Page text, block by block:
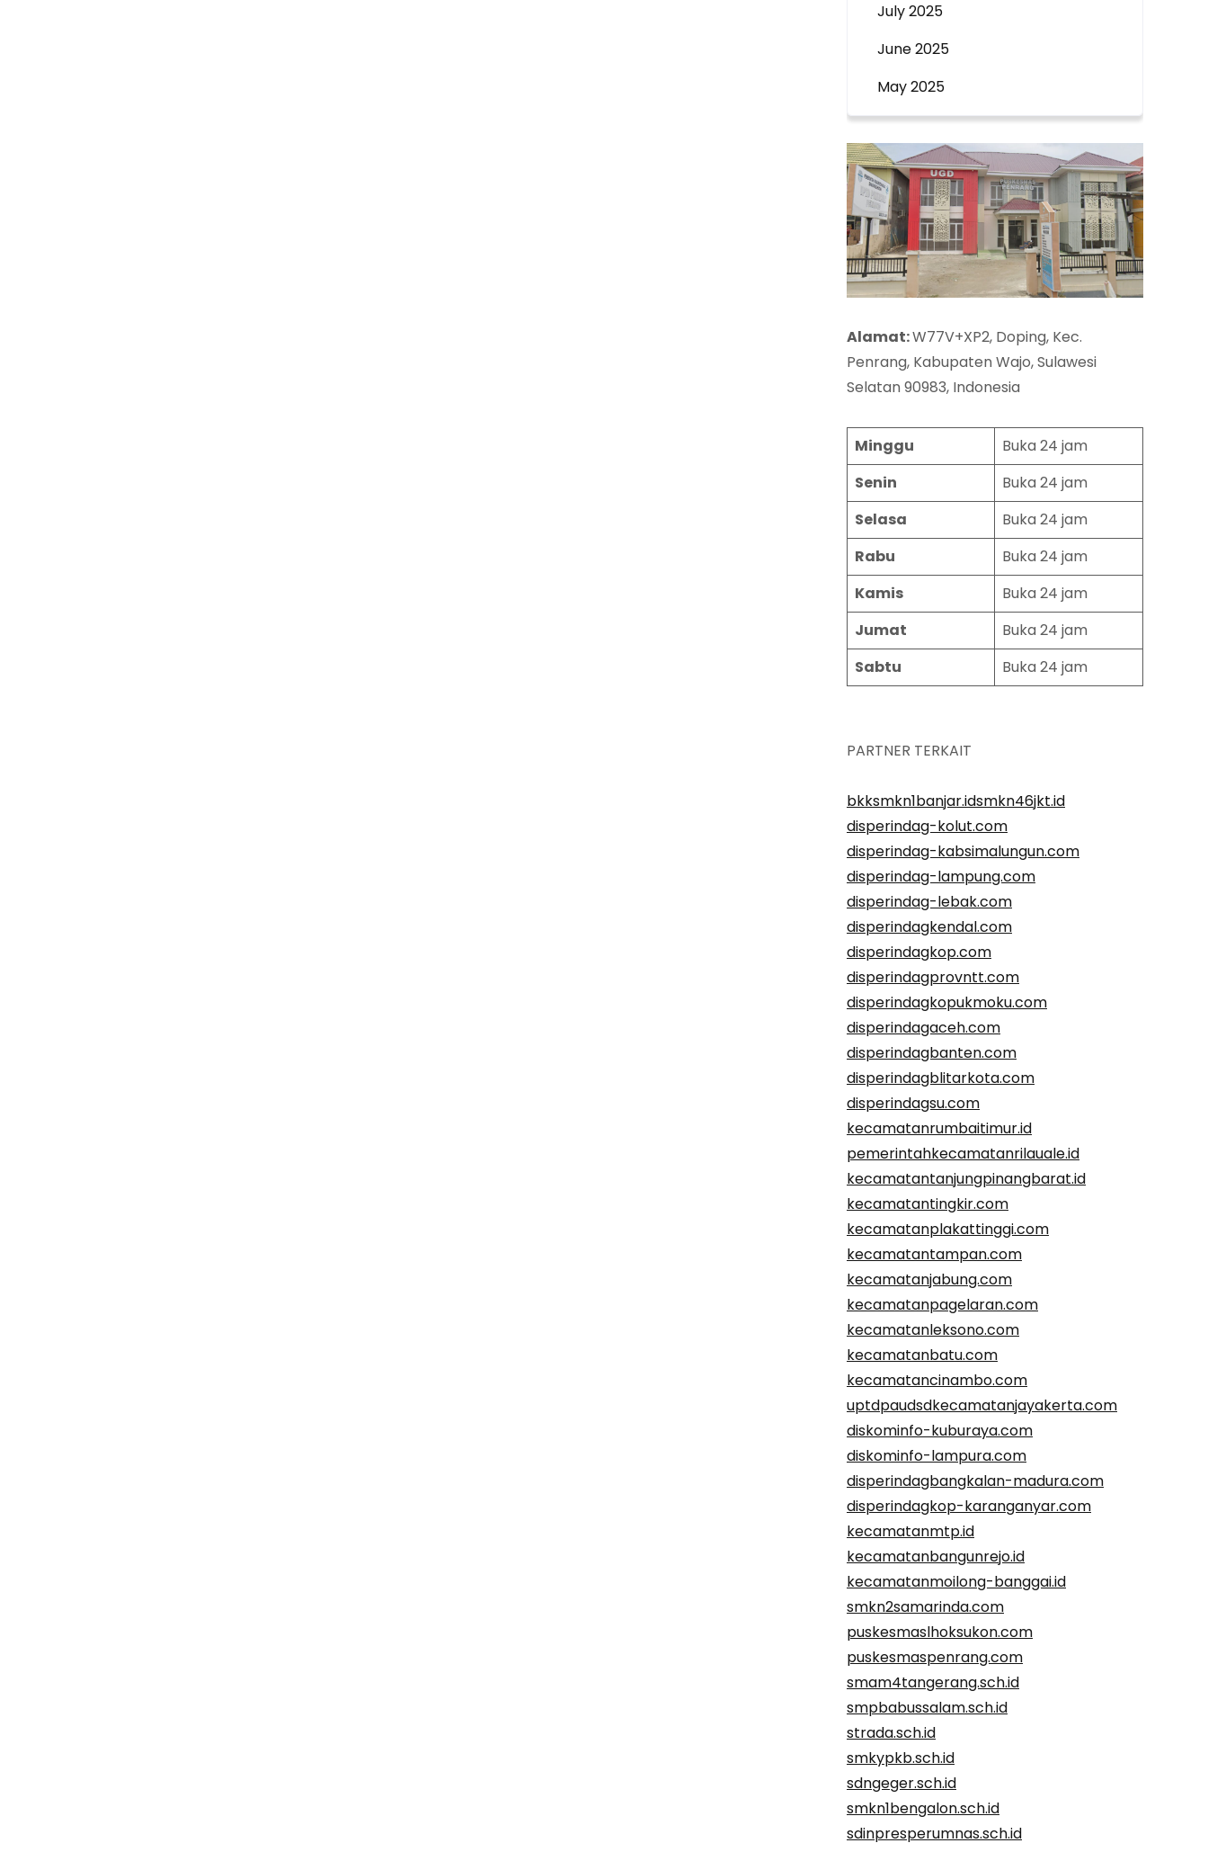
July 2025
June 2025
May 2025
Alamat:W77V+XP2, Doping, Kec.
Penrang, Kabupaten Wajo, Sulawesi
Selatan 90983, Indonesia
Minggu
Buka 24 jam
Senin
Buka 24 jam
Selasa
Buka 24 jam
Rabu
Buka 24 jam
Kamis
Buka 24 jam
Jumat
Buka 24 jam
Sabtu
Buka 24 jam
PARTNER TERKAIT
bkksmkn1banjar.idsmkn46jkt.id
disperindag-kolut.com
disperindag-kabsimalungun.com
disperindag-lampung.com
disperindag-lebak.com
disperindagkendal.com
disperindagkop.com
disperindagprovntt.com
disperindagkopukmoku.com
disperindagaceh.com
disperindagbanten.com
disperindagblitarkota.com
disperindagsu.com
kecamatanrumbaitimur.id
pemerintahkecamatanrilauale.id
kecamatantanjungpinangbarat.id
kecamatantingkir.com
kecamatanplakattinggi.com
kecamatantampan.com
kecamatanjabung.com
kecamatanpagelaran.com
kecamatanleksono.com
kecamatanbatu.com
kecamatancinambo.com
uptdpaudsdkecamatanjayakerta.com
diskominfo-kuburaya.com
diskominfo-lampura.com
disperindagbangkalan-madura.com
disperindagkop-karanganyar.com
kecamatanmtp.id
kecamatanbangunrejo.id
kecamatanmoilong-banggai.id
smkn2samarinda.com
puskesmaslhoksukon.com
puskesmaspenrang.com
smam4tangerang.sch.id
smpbabussalam.sch.id
strada.sch.id
smkypkb.sch.id
sdngeger.sch.id
smkn1bengalon.sch.id
sdinpresperumnas.sch.id